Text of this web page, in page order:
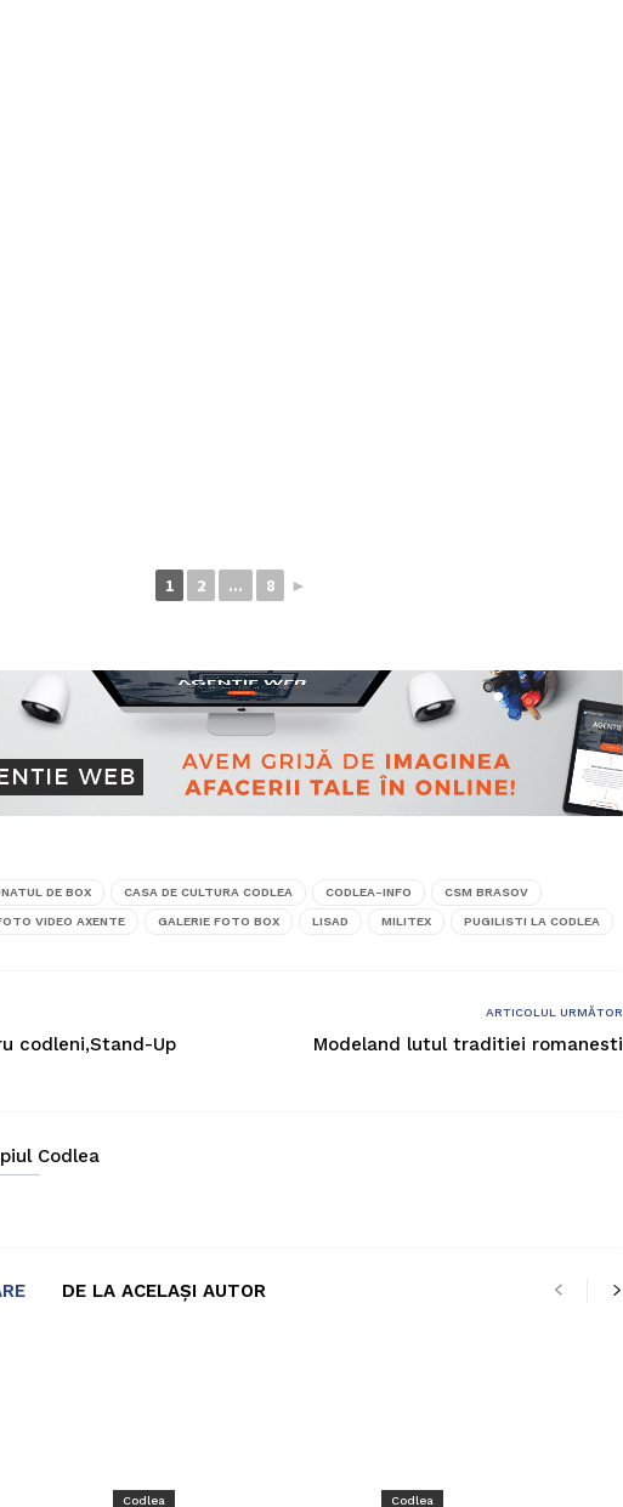
1 2 ... 8 ►
DE BOX CASA DE CULTURA CODLEA CODLEA-INFO CSM BRASOV
VIDEO AXENTE GALERIE FOTO BOX LISAD MILITEX PUGILISTI LA CODLEA
codleni,Stand-Up
ARTICOLUL URMĂTOR
Modeland lutul traditiei romanesti
Codlea
DE LA ACELAȘI AUTOR
Codlea Codlea